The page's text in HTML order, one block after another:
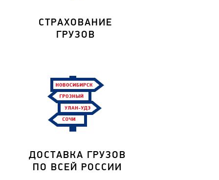
СТРАХОВАНИЕ
ГРУЗОВ
ДОСТАВКА ГРУЗОВ
ПО ВСЕЙ РОССИИ